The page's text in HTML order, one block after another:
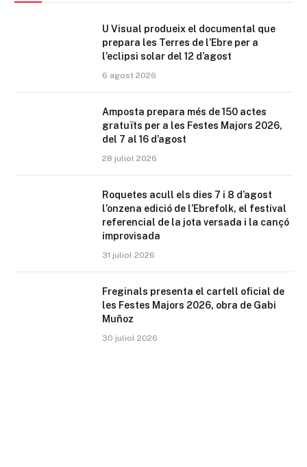
U Visual produeix el documental que
prepara les Terres de l’Ebre per a
l’eclipsi solar del 12 d’agost
6 agost 2026
Amposta prepara més de 150 actes
gratuïts per a les Festes Majors 2026,
del 7 al 16 d’agost
28 juliol 2026
Roquetes acull els dies 7 i 8 d’agost
l’onzena edició de l’Ebrefolk, el festival
referencial de la jota versada i la cançó
improvisada
31 juliol 2026
Freginals presenta el cartell oficial de
les Festes Majors 2026, obra de Gabi
Muñoz
30 juliol 2026